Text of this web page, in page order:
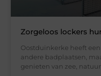
Zorgeloos lockers
Oostduinkerke heeft
andere badplaatsen,
genieten van zee,